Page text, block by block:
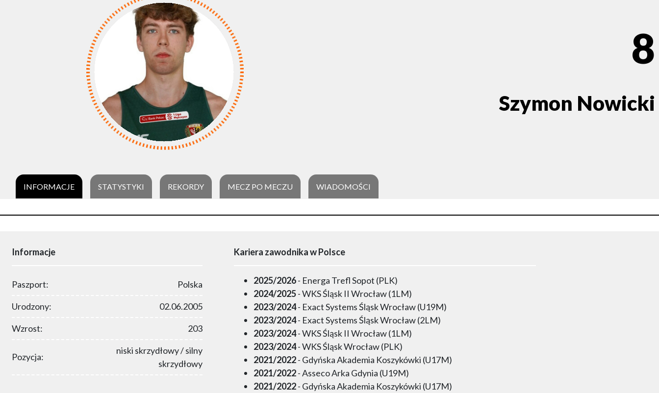
8
Szymon Nowicki
INFORMACJE STATYSTYKI REKORDY MECZ PO MECZU WIADOMOŚCI
Informacje
Paszport: Polska
Urodzony: 02.06.2005
Wzrost: 203
Pozycja:
niski skrzydłowy / silny
skrzydłowy
Kariera zawodnika w Polsce
2025/2026- Energa Trefl Sopot (PLK)
2024/2025- WKS Śląsk II Wrocław (1LM)
2023/2024- Exact Systems Śląsk Wrocław (U19M)
2023/2024- Exact Systems Śląsk Wrocław (2LM)
2023/2024- WKS Śląsk II Wrocław (1LM)
2023/2024- WKS Śląsk Wrocław (PLK)
2021/2022- Gdyńska Akademia Koszykówki (U17M)
2021/2022- Asseco Arka Gdynia (U19M)
2021/2022- Gdyńska Akademia Koszykówki (U17M)